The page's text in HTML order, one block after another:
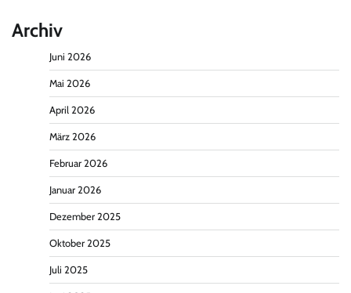
Archiv
Juni 2026
Mai 2026
April 2026
März 2026
Februar 2026
Januar 2026
Dezember 2025
Oktober 2025
Juli 2025